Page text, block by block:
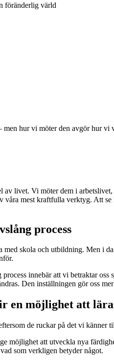
föränderlig värld
men hur vi möter den avgör hur
av livet. Vi möter dem i
våra mest kraftfulla verktyg. Att
process
med skola och utbildning. Men i
process innebär att vi betraktar
Den inställningen gör oss
en möjlighet att lära
de ruckar på det vi känner
möjlighet att utveckla nya
som verkligen betyder något.